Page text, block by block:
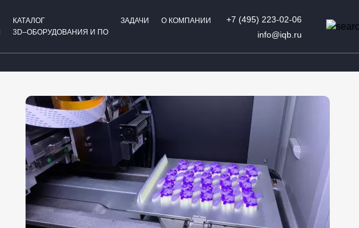
КАТАЛОГ
3D–ОБОРУДОВАНИЯ И ПО
ЗАДАЧИ О КОМПАНИИ
+7 (495) 223-02-06
info@iqb.ru